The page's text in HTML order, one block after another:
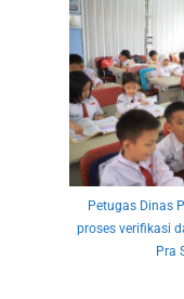
Petugas Dinas
proses verifikasi
Pra